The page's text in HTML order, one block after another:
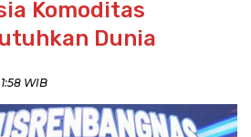
Komoditas
Dunia
WIB